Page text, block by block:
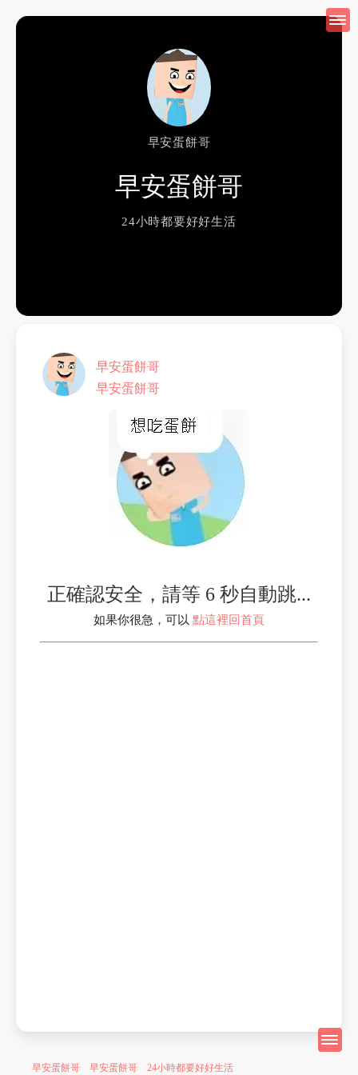
早安蛋餅哥
早安蛋餅哥
24小時都要好好生活
早安蛋餅哥
早安蛋餅哥
正確認安全，請等 6 秒自動跳...
如果你很急，可以 點這裡回首頁
早安蛋餅哥 早安蛋餅哥 24小時都要好好生活